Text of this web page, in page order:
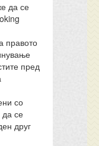
да се
правото
пред
со
се
друг